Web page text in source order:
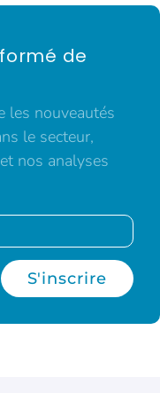
de
les nouveautés
le secteur,
nos analyses
S'inscrire